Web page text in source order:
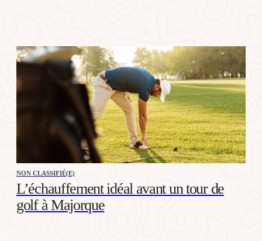
NON CLASSIFIÉ(E)
L’échauffement idéal avant un tour de
golf à Majorque